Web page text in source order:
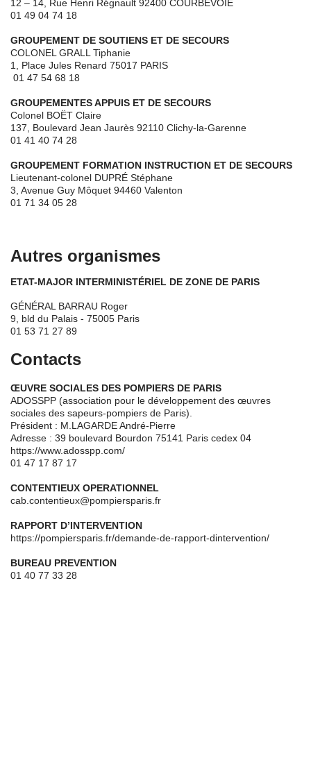
12 – 14, Rue Henri Régnault 92400 COURBEVOIE
01 49 04 74 18
GROUPEMENT DE SOUTIENS ET DE SECOURS
COLONEL GRALL Tiphanie
1, Place Jules Renard 75017 PARIS
01 47 54 68 18
GROUPEMENTES APPUIS ET DE SECOURS
Colonel BOËT Claire
137, Boulevard Jean Jaurès 92110 Clichy-la-Garenne
01 41 40 74 28
GROUPEMENT FORMATION INSTRUCTION ET DE SECOURS
Lieutenant-colonel DUPRÉ Stéphane
3, Avenue Guy Môquet 94460 Valenton
01 71 34 05 28
Autres organismes
ETAT-MAJOR INTERMINISTÉRIEL DE ZONE DE PARIS
GÉNÉRAL BARRAU Roger
9, bld du Palais - 75005 Paris
01 53 71 27 89
Contacts
ŒUVRE SOCIALES DES POMPIERS DE PARIS
ADOSSPP (association pour le développement des œuvres
sociales des sapeurs-pompiers de Paris).
Président : M.LAGARDE André-Pierre
Adresse : 39 boulevard Bourdon 75141 Paris cedex 04
https://www.adosspp.com/
01 47 17 87 17
CONTENTIEUX OPERATIONNEL
cab.contentieux@pompiersparis.fr
RAPPORT D’INTERVENTION
https://pompiersparis.fr/demande-de-rapport-dintervention/
BUREAU PREVENTION
01 40 77 33 28